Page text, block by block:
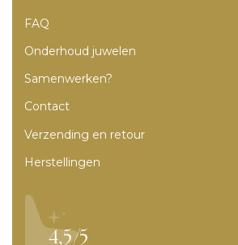
FAQ
Onderhoud juwelen
Samenwerken?
Contact
Verzending en retour
Herstellingen
4,5/5